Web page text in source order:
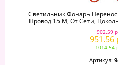
Светильник Фонарь
Провод 15 М, От Сети,
902.59
951.56
1014.54
Артикул: